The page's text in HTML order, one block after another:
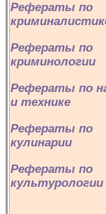
Рефераты по
Рефераты по
криминологии
Рефераты по
и технике
Рефераты по
кулинарии
Рефераты по
культурологии